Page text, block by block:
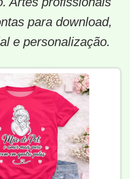
para download,
e personalização.